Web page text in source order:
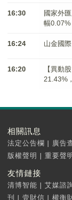
16:30
國家外
幅0.07%
16:24 山金國
16:20
【異動
21.43%
相關訊息
法定公告欄 | 廣告
版權聲明 | 重要聲
友情鏈接
清博智能 | 艾媒諮
刊
| 壹財信 | 權衡